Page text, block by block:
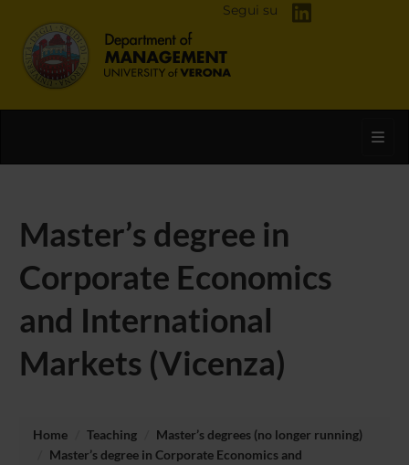
Segui su
Master’s degree in
Corporate Economics
and International
Markets (Vicenza)
Home Teaching
Master’s degrees (no longer running)
Master’s degree in Corporate Economics and